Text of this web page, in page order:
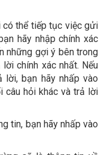
có thể tiếp tục việc gửi
hãy nhập chính xác
những gợi ý bên trong
chính xác nhất. Nếu
bạn hãy nhấp vào
câu hỏi khác và trả lời
tin, bạn hãy nhấp vào